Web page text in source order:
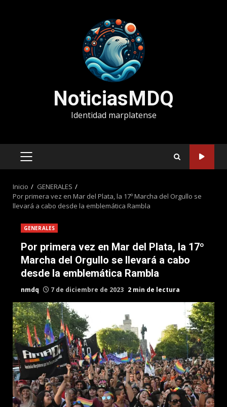
NoticiasMDQ
Identidad marplatense
MENÚ
Inicio
GENERALES
Por primera vez en Mar del Plata, la 17º Marcha del Orgullo se
llevará a cabo desde la emblemática Rambla
GENERALES
Por primera vez en Mar del Plata, la 17º
Marcha del Orgullo se llevará a cabo
desde la emblemática Rambla
nmdq 7 de diciembre de 2023 2 min de lectura